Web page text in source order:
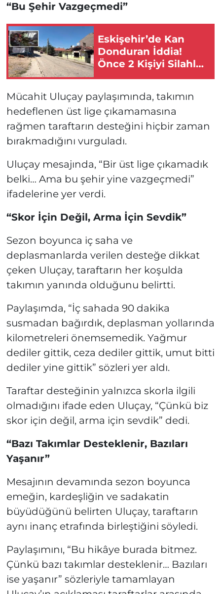
“Bu Şehir Vazgeçmedi”
Eskişehir’de Kan
Donduran İddia!
Önce 2 Kişiyi Silahla
Vurdu Sonra Evi
Mücahit Uluçay paylaşımında, takımın
hedeflenen üst lige çıkamamasına
rağmen taraftarın desteğini hiçbir zaman
bırakmadığını vurguladı.
Uluçay mesajında, “Bir üst lige çıkamadık
belki… Ama bu şehir yine vazgeçmedi”
ifadelerine yer verdi.
“Skor İçin Değil, Arma İçin Sevdik”
Sezon boyunca iç saha ve
deplasmanlarda verilen desteğe dikkat
çeken Uluçay, taraftarın her koşulda
takımın yanında olduğunu belirtti.
Paylaşımda, “İç sahada 90 dakika
susmadan bağırdık, deplasman yollarında
kilometreleri önemsemedik. Yağmur
dediler gittik, ceza dediler gittik, umut bitti
dediler yine gittik” sözleri yer aldı.
Taraftar desteğinin yalnızca skorla ilgili
olmadığını ifade eden Uluçay, “Çünkü biz
skor için değil, arma için sevdik” dedi.
“Bazı Takımlar Desteklenir, Bazıları
Yaşanır”
Mesajının devamında sezon boyunca
emeğin, kardeşliğin ve sadakatin
büyüdüğünü belirten Uluçay, taraftarın
aynı inanç etrafında birleştiğini söyledi.
Paylaşımını, “Bu hikâye burada bitmez.
Çünkü bazı takımlar desteklenir… Bazıları
ise yaşanır” sözleriyle tamamlayan